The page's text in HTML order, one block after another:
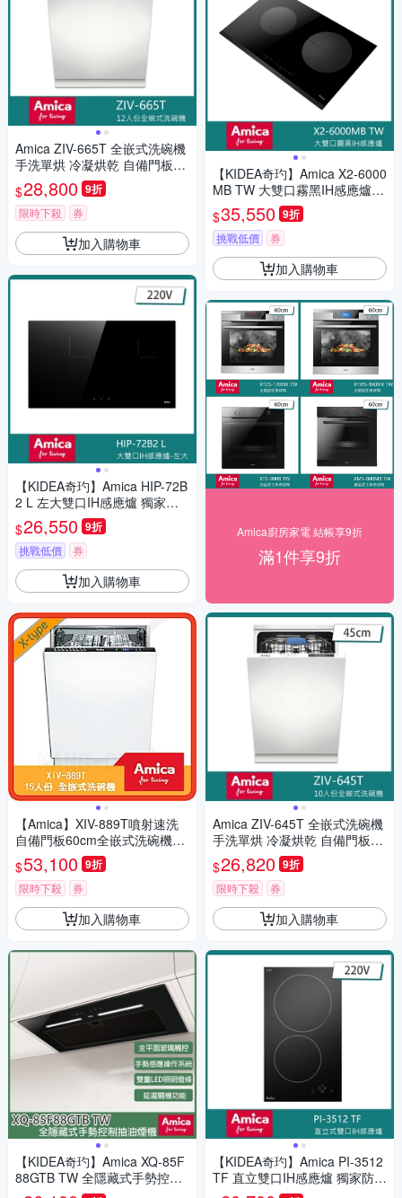
Amica ZIV-665T 全嵌式洗碗機
手洗單烘 冷凝烘乾 自備門板60
cm
$28,800 9折
限時下殺 券
加入購物車
【KIDEA奇玓】Amica HIP-72B
2 L 左大雙口IH感應爐 獨家防
溢 11段火力 兒童安全鎖 快速
加熱 小鍋具偵測
$26,550 9折
挑戰低價 券
加入購物車
【Amica】XIV-889T噴射速洗
自備門板60cm全嵌式洗碗機
(不含安裝)
$53,100 9折
限時下殺 券
加入購物車
【KIDEA奇玓】Amica XQ-85F
88GTB TW 全隱藏式手勢控制
抽油煙機 全平面玻璃觸控 15分
【KIDEA奇玓】Amica X2-6000
MB TW 大雙口霧黑IH感應爐
獨家防溢 11段火力 兒童安全鎖
小鍋具偵測
$35,550 9折
挑戰低價 券
加入購物車
Amica廚房家電 結帳享9折
滿1件享9折
Amica ZIV-645T 全嵌式洗碗機
手洗單烘 冷凝烘乾 自備門板45
cm
$26,820 9折
限時下殺 券
加入購物車
【KIDEA奇玓】Amica PI-3512
TF 直立雙口IH感應爐 獨家防溢
11段火力 兒童安全鎖 快速加熱